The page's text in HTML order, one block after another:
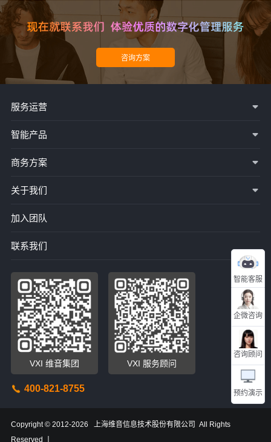
智能客服
企微咨询
咨询顾问
预约演示
服务运营
智能产品
商务方案
关于我们
加入团队
联系我们
VXI 维音集团 VXI 服务顾问
400-821-8755
Copyright © 2012-2026 上海维音信息技术股份有限公司 All Rights
Reserved 丨